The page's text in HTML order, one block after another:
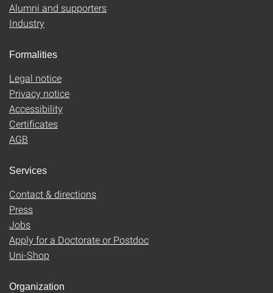
Alumni and supporters
Industry
Formalities
Legal notice
Privacy notice
Accessibility
Certificates
AGB
Services
Contact & directions
Press
Jobs
Apply for a Doctorate or Postdoc
Uni-Shop
Organization